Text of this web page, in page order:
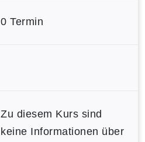
0 Termin
Zu diesem Kurs sind
keine Informationen über